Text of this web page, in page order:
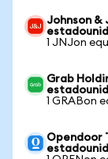
Johnson &
1 JNJon
Grab
1 GRABon
Opendoor